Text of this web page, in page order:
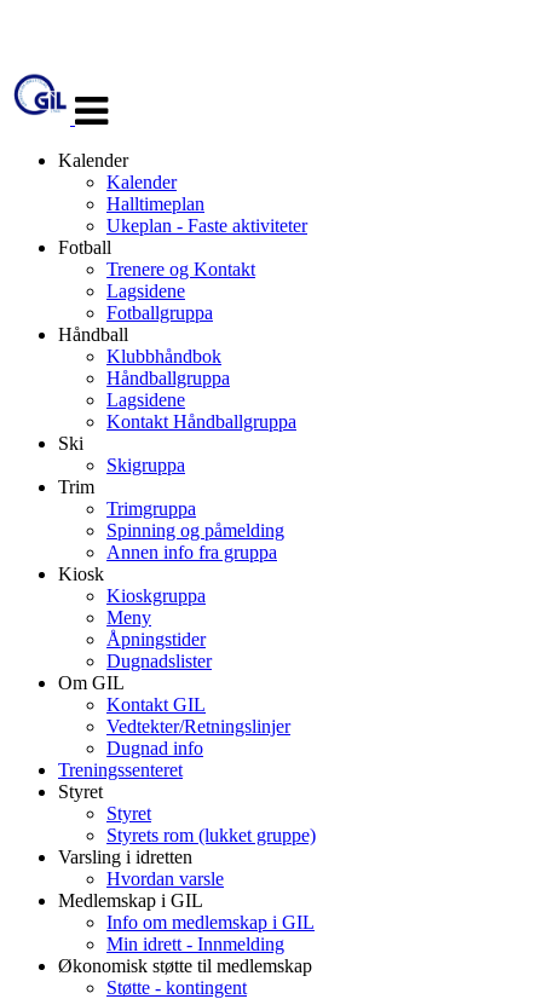
navigasjon
Kalender
Kalender
Halltimeplan
Ukeplan - Faste aktiviteter
Fotball
Trenere og Kontakt
Lagsidene
Fotballgruppa
Håndball
Klubbhåndbok
Håndballgruppa
Lagsidene
Kontakt Håndballgruppa
Ski
Skigruppa
Trim
Trimgruppa
Spinning og påmelding
Annen info fra gruppa
Kiosk
Kioskgruppa
Meny
Åpningstider
Dugnadslister
Om GIL
Kontakt GIL
Vedtekter/Retningslinjer
Dugnad info
Treningssenteret
Styret
Styret
Styrets rom (lukket gruppe)
Varsling i idretten
Hvordan varsle
Medlemskap i GIL
Info om medlemskap i GIL
Min idrett - Innmelding
Økonomisk støtte til medlemskap
Støtte - kontingent